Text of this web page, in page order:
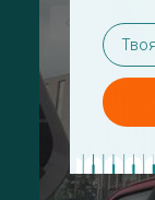
email